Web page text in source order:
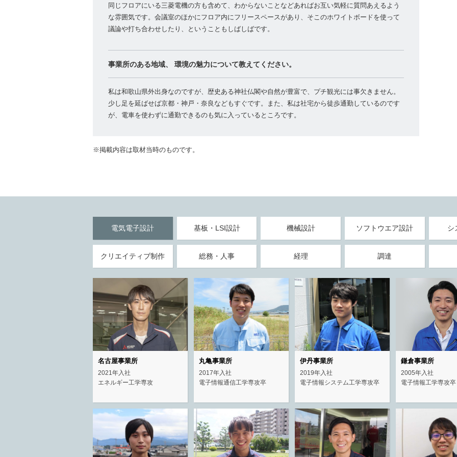
同じフロアにいる三菱電機の方も含めて、わからないことなどあればお互い気軽に質問あえるよう
な雰囲気です。会議室のほかにフロア内にフリースペースがあり、そこのホワイトボードを使って
議論や打ち合わせしたり、ということもしばしばです。
事業所のある地域、 環境の魅力について教えてください。
私は和歌山県外出身なのですが、歴史ある神社仏閣や自然が豊富で、プチ観光には事欠きません。
少し足を延ばせば京都・神戸・奈良などもすぐです。また、私は社宅から徒歩通勤しているのです
が、電車を使わずに通勤できるのも気に入っているところです。
※掲載内容は取材当時のものです。
電気電子設計 基板・LSI設計 機械設計 ソフトウエア設計 シ
クリエイティブ制作 総務・人事 経理 調達
名古屋事業所
2021年入社
エネルギー工学専攻
丸亀事業所
2017年入社
電子情報通信工学専攻卒
伊丹事業所
2019年入社
電子情報システム工学専攻卒
鎌倉事業所
2005年入社
電子情報工学専攻卒